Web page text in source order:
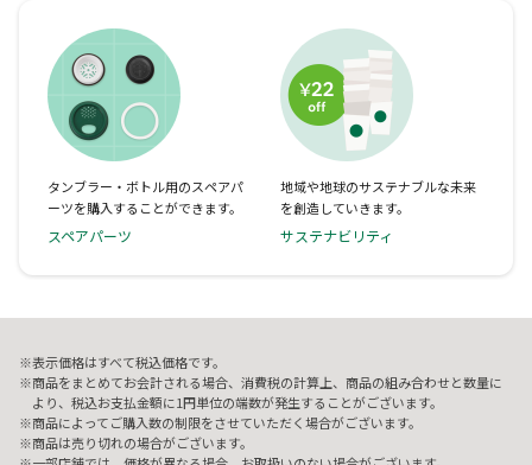
タンブラー・ボトル用のスペアパ
ーツを購入することができます。
スペアパーツ
地域や地球のサステナブルな未来
を創造していきます。
サステナビリティ
表示価格はすべて税込価格です。
商品をまとめてお会計される場合、消費税の計算上、商品の組み合わせと数量に
より、税込お支払金額に1円単位の端数が発生することがございます。
商品によってご購入数の制限をさせていただく場合がございます。
商品は売り切れの場合がございます。